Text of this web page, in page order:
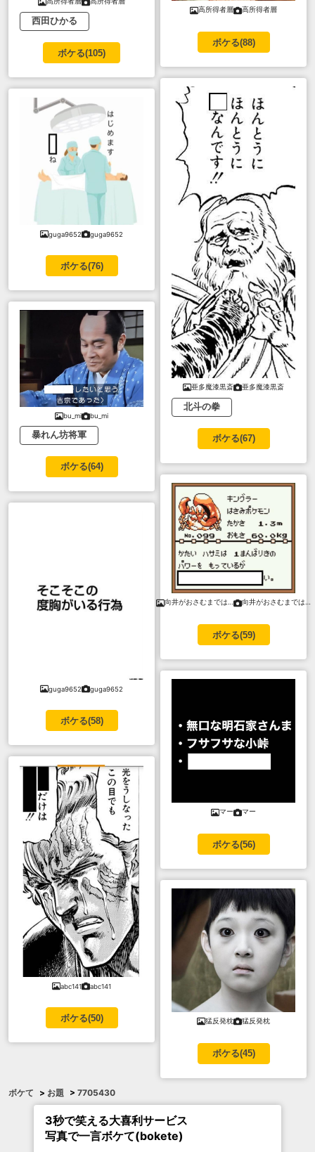
西田ひかる
ボケる(105)
guga9652 guga9652
ボケる(76)
bu_mi bu_mi
暴れん坊将軍
ボケる(64)
guga9652 guga9652
ボケる(58)
abc141 abc141
ボケる(50)
高所得者層 高所得者層
ボケる(88)
亜多魔漆黒斎 亜多魔漆黒斎
北斗の拳
ボケる(67)
向井がおさむまでは… 向井がおさむまでは…
ボケる(59)
マー マー
ボケる(56)
猛反発枕 猛反発枕
ボケる(45)
ボケて > お題 > 7705430
3秒で笑える大喜利サービス
写真で一言ボケて(bokete)